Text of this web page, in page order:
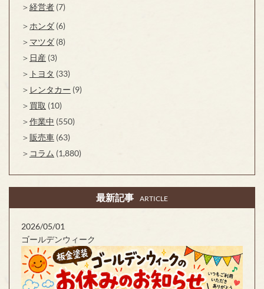
経営者 (7)
ホンダ (6)
マツダ (8)
日産 (3)
トヨタ (33)
レンタカー (9)
買取 (10)
作業中 (550)
販売車 (63)
コラム (1,880)
最新記事 ARTICLE
2026/05/01
ゴールデンウィーク